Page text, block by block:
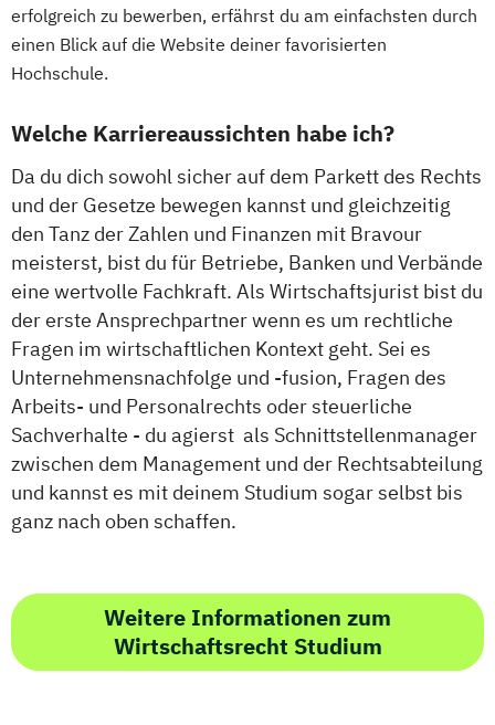
erfolgreich zu bewerben, erfährst du am einfachsten durch
einen Blick auf die Website deiner favorisierten
Hochschule.
Welche Karriereaussichten habe ich?
Da du dich sowohl sicher auf dem Parkett des Rechts
und der Gesetze bewegen kannst und gleichzeitig
den Tanz der Zahlen und Finanzen mit Bravour
meisterst, bist du für Betriebe, Banken und Verbände
eine wertvolle Fachkraft. Als Wirtschaftsjurist bist du
der erste Ansprechpartner wenn es um rechtliche
Fragen im wirtschaftlichen Kontext geht. Sei es
Unternehmensnachfolge und -fusion, Fragen des
Arbeits- und Personalrechts oder steuerliche
Sachverhalte - du agierst als Schnittstellenmanager
zwischen dem Management und der Rechtsabteilung
und kannst es mit deinem Studium sogar selbst bis
ganz nach oben schaffen.
Weitere Informationen zum
Wirtschaftsrecht Studium